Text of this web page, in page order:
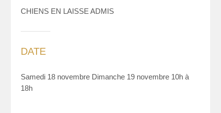
CHIENS EN LAISSE ADMIS
DATE
Samedi 18 novembre Dimanche 19 novembre 10h à
18h